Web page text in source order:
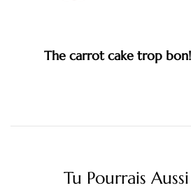
The carrot cake trop bon!
Tu Pourrais